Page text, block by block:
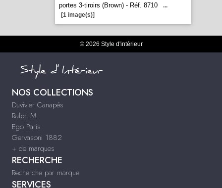
portes 3-tiroirs (Brown) - Réf. 8710
...
[1 image(s)]
© 2026 Style d'intérieur
NOS COLLECTIONS
Duvivier Canapés
Ralph M
Ego Paris
Gervasoni 1882
+ de marques
RECHERCHE
Recherche par marque
SERVICES